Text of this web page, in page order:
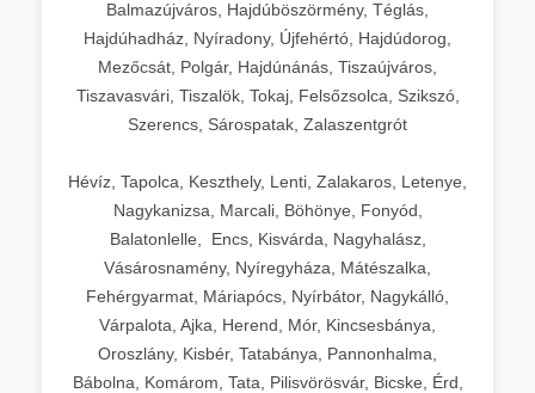
Balmazújváros, Hajdúböszörmény, Téglás,
Hajdúhadház, Nyíradony, Újfehértó, Hajdúdorog,
Mezőcsát, Polgár, Hajdúnánás, Tiszaújváros,
Tiszavasvári, Tiszalök, Tokaj, Felsőzsolca, Szikszó,
Szerencs, Sárospatak, Zalaszentgrót
Hévíz, Tapolca, Keszthely, Lenti, Zalakaros, Letenye,
Nagykanizsa, Marcali, Böhönye, Fonyód,
Balatonlelle, Encs, Kisvárda, Nagyhalász,
Vásárosnamény, Nyíregyháza, Mátészalka,
Fehérgyarmat, Máriapócs, Nyírbátor, Nagykálló,
Várpalota, Ajka, Herend, Mór, Kincsesbánya,
Oroszlány, Kisbér, Tatabánya, Pannonhalma,
Bábolna, Komárom, Tata, Pilisvörösvár, Bicske, Érd,